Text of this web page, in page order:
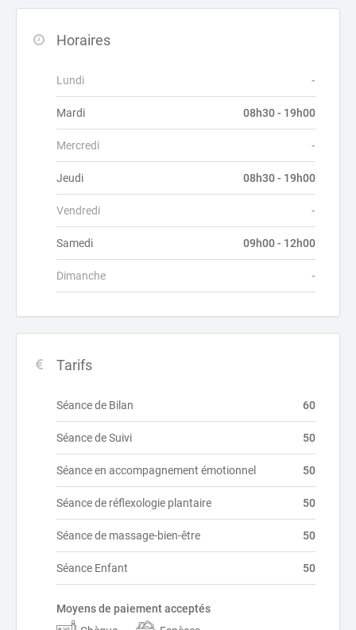
Horaires
Lundi -
Mardi 08h30 - 19h00
Mercredi -
Jeudi 08h30 - 19h00
Vendredi -
Samedi 09h00 - 12h00
Dimanche -
Tarifs
Séance de Bilan 60
Séance de Suivi 50
Séance en accompagnement émotionnel 50
Séance de réflexologie plantaire 50
Séance de massage-bien-être 50
Séance Enfant 50
Moyens de paiement acceptés